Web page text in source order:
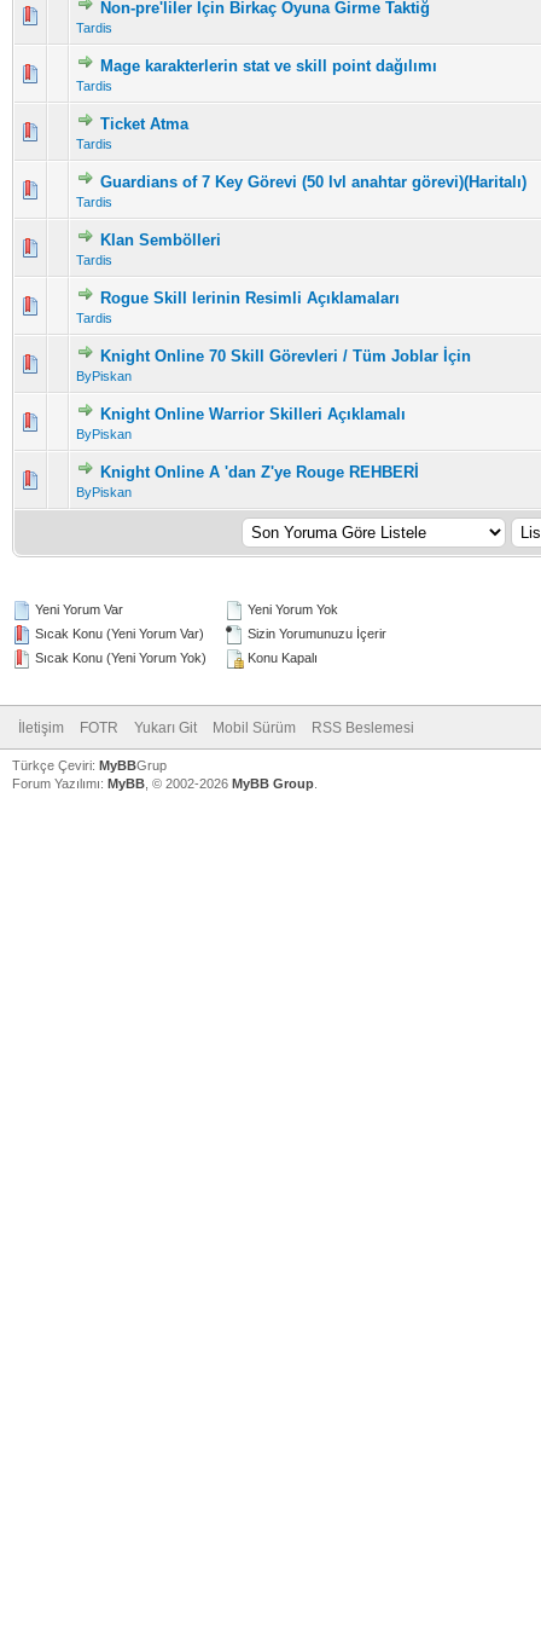
Non-pre'liler Için Birkaç Oyuna Girme Taktiğ
Tardis
5 üzerinden 0 Oy - Toplam Ortalama 0 Oy Verilmiş
12 345
Mage karakterlerin stat ve skill point dağılımı
Tardis
5 üzerinden 0 Oy - Toplam Ortalama 0 Oy Verilmiş
12345
Ticket Atma
Tardis
5 üzerinden 0 Oy - Toplam Ortalama 0 Oy Verilmiş
Guardians of 7 Key Görevi (50 lvl anahtar görevi)(Haritalı)
Tardis
5 üzerinden 0 Oy - Toplam Ortalama 0 Oy Verilmiş
1234 5
Klan Sembölleri
Tardis
5 üzerinden 0 Oy - Toplam Ortalama 0 Oy Verilmiş
Rogue Skill lerinin Resimli Açıklamaları
Tardis
5 üzerinden 0 Oy - Toplam Ortalama 0 Oy Verilmiş
12345
Knight Online 70 Skill Görevleri / Tüm Joblar İçin
ByPiskan
5 üzerinden 0 Oy - Toplam Ortalama 0 Oy Verilmiş
1 2345
Knight Online Warrior Skilleri Açıklamalı
ByPiskan
5 üzerinden 0 Oy - Toplam Ortalama 0 Oy Verilmiş
1 2345
Knight Online A 'dan Z'ye Rouge REHBERİ
ByPiskan
5 üzerinden 0 Oy - Toplam Ortalama 0 Oy Verilmiş
12345
Yeni Yorum Var
Sıcak Konu (Yeni Yorum Var)
Sıcak Konu (Yeni Yorum Yok)
Yeni Yorum Yok
Sizin Yorumunuzu İçerir
Konu Kapalı
İletişim FOTR Yukarı Git Mobil Sürüm RSS Beslemesi
Türkçe Çeviri: MyBBGrup
Forum Yazılımı: MyBB , © 2002-2026 MyBB Group